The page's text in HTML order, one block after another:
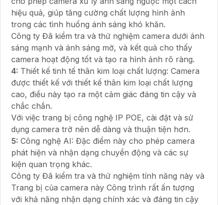
hiệu quả, giúp tăng cường chất lượng hình ảnh
trong các tình huống ánh sáng khó khăn.
Công ty Đã kiểm tra và thử nghiệm camera dưới ánh
sáng mạnh và ánh sáng mờ, và kết quả cho thấy
camera hoạt động tốt và tạo ra hình ảnh rõ ràng.
4: Thiết kế tinh tế thân kim loại chất lượng: Camera
được thiết kế với thiết kế thân kim loại chất lượng
cao, điều này tạo ra một cảm giác đáng tin cậy và
chắc chắn.
Với việc trang bị công nghệ IP POE, cài đặt và sử
dụng camera trở nên dễ dàng và thuận tiện hơn.
5: Công nghệ AI: Đặc điểm này cho phép camera
phát hiện và nhận dạng chuyển động và các sự
kiện quan trọng khác.
Công ty Đã kiểm tra và thử nghiệm tính năng này và
Trang bị của camera này Công trình rất ấn tượng
với khả năng nhận dạng chính xác và đáng tin cậy